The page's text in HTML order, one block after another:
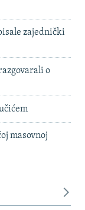
zajednički
o
masovnoj